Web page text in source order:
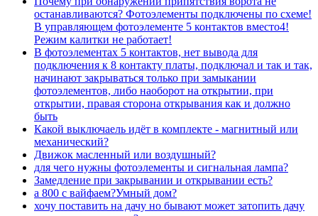
останавливаются? Фотоэлементы подключены по схеме!
В управляющем фотоэлементе 5 контактов вместо4!
Режим калитки не работает!
В фотоэлементах 5 контактов, нет выводa для
подключения к 8 контакту платы, подключал и так и так,
начинают закрываться только при замыкании
фотоэлементов, либо наоборот на открытии, при
открытии, правая сторона открывания как и должно
быть
Какой выключаель идёт в комплекте - магнитный или
механический?
Движок масленный или воздушный?
для чего нужны фотоэлементы и сигнальная лампа?
Замедление при закрывании и открывании есть?
а 800 с вайфаем?Умный дом?
хочу поставить на дачу но бывают может затопить дачу